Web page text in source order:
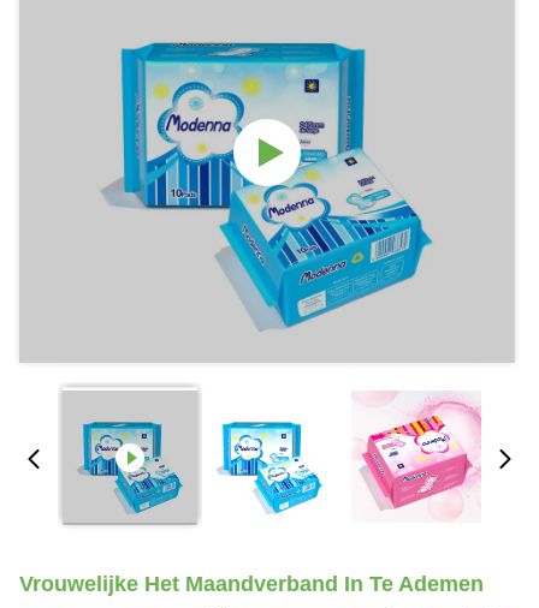
Vrouwelijke Het Maandverband In Te Ademen